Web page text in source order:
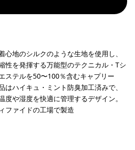
心地のシルクのような生地を使用し、
性を発揮する万能型のテクニカル・Tシ
ステルを50〜100％含むキャプリー
はハイキュ・ミント防臭加工済みで、
度や湿度を快適に管理するデザイン。
ファイドの工場で製造